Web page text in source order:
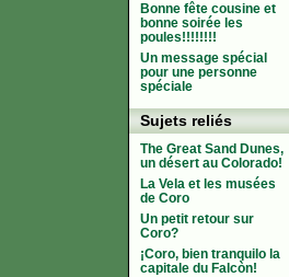
Bonne fête cousine et
bonne soirée les
poules!!!!!!!!
Un message spécial
pour une personne
spéciale
Sujets reliés
The Great Sand Dunes,
un désert au Colorado!
La Vela et les musées
de Coro
Un petit retour sur
Coro?
¡Coro, bien tranquilo la
capitale du Falcòn!